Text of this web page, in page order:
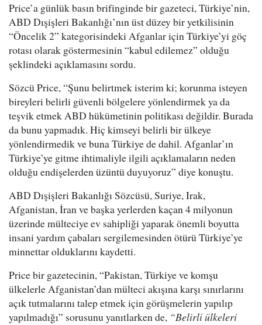
Price’a günlük basın brifinginde bir gazeteci, Türkiye’nin,
ABD Dışişleri Bakanlığı’nın üst düzey bir yetkilisinin
“Öncelik 2” kategorisindeki Afganlar için Türkiye’yi göç
rotası olarak göstermesinin “kabul edilemez” olduğu
şeklindeki açıklamasını sordu.
Sözcü Price, “Şunu belirtmek isterim ki; korunma isteyen
bireyleri belirli güvenli bölgelere yönlendirmek ya da
teşvik etmek ABD hükümetinin politikası değildir. Burada
da bunu yapmadık. Hiç kimseyi belirli bir ülkeye
yönlendirmedik ve buna Türkiye de dahil. Afganlar’ın
Türkiye’ye gitme ihtimaliyle ilgili açıklamaların neden
olduğu endişelerden üzüntü duyuyoruz” diye konuştu.
ABD Dışişleri Bakanlığı Sözcüsü, Suriye, Irak,
Afganistan, İran ve başka yerlerden kaçan 4 milyonun
üzerinde mülteciye ev sahipliği yaparak önemli boyutta
insani yardım çabaları sergilemesinden ötürü Türkiye’ye
minnettar olduklarını kaydetti.
Price bir gazetecinin, “Pakistan, Türkiye ve komşu
ülkelerle Afganistan’dan mülteci akışına karşı sınırlarını
açık tutmalarını talep etmek için görüşmelerin yapılıp
yapılmadığı” sorusunu yanıtlarken de, “Belirli ülkeleri